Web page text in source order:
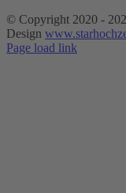
© Copyright 2020 -
Design
Page load link